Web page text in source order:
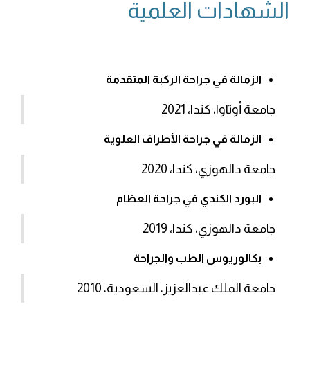
الشهادات العلمية
الزمالة في جراحة الركبة المتقدمة
جامعة أوتاوا، كندا، 2021
الزمالة في جراحة الأطراف العلوية
جامعة دالهوزي، كندا، 2020
البورد الكندي في جراحة العظام
جامعة دالهوزي، كندا، 2019
بكالوريوس الطب والجراحة
جامعة الملك عبدالعزيز، السعودية، 2010